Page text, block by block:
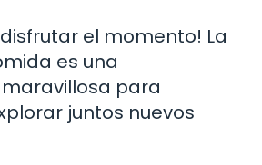
disfrutar el momento! La
es una
para
juntos nuevos